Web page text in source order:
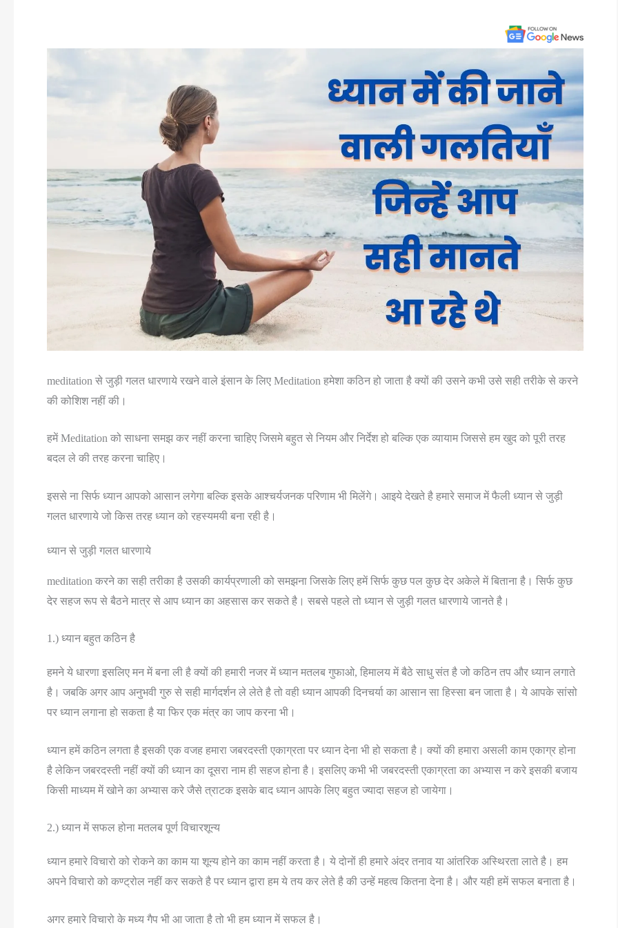
meditation से जुड़ी गलत धारणाये रखने वाले इंसान के लिए Meditation हमेशा कठिन हो जाता है क्यों की उसने कभी उसे सही तरीके से करने
की कोशिश नहीं की।
हमें Meditation को साधना समझ कर नहीं करना चाहिए जिसमे बहुत से नियम और निर्देश हो बल्कि एक व्यायाम जिससे हम खुद को पूरी तरह
बदल ले की तरह करना चाहिए।
इससे ना सिर्फ ध्यान आपको आसान लगेगा बल्कि इसके आश्चर्यजनक परिणाम भी मिलेंगे। आइये देखते है हमारे समाज में फैली ध्यान से जुड़ी
गलत धारणाये जो किस तरह ध्यान को रहस्यमयी बना रही है।
ध्यान से जुड़ी गलत धारणाये
meditation करने का सही तरीका है उसकी कार्यप्रणाली को समझना जिसके लिए हमें सिर्फ कुछ पल कुछ देर अकेले में बिताना है। सिर्फ कुछ
देर सहज रूप से बैठने मात्र से आप ध्यान का अहसास कर सकते है। सबसे पहले तो ध्यान से जुड़ी गलत धारणाये जानते है।
1.) ध्यान बहुत कठिन है
हमने ये धारणा इसलिए मन में बना ली है क्यों की हमारी नजर में ध्यान मतलब गुफाओ, हिमालय में बैठे साधु संत है जो कठिन तप और ध्यान लगाते
है। जबकि अगर आप अनुभवी गुरु से सही मार्गदर्शन ले लेते है तो वही ध्यान आपकी दिनचर्या का आसान सा हिस्सा बन जाता है। ये आपके सांसो
पर ध्यान लगाना हो सकता है या फिर एक मंत्र का जाप करना भी।
ध्यान हमें कठिन लगता है इसकी एक वजह हमारा जबरदस्ती एकाग्रता पर ध्यान देना भी हो सकता है। क्यों की हमारा असली काम एकाग्र होना
है लेकिन जबरदस्ती नहीं क्यों की ध्यान का दूसरा नाम ही सहज होना है। इसलिए कभी भी जबरदस्ती एकाग्रता का अभ्यास न करे इसकी बजाय
किसी माध्यम में खोने का अभ्यास करे जैसे त्राटक इसके बाद ध्यान आपके लिए बहुत ज्यादा सहज हो जायेगा।
2.) ध्यान में सफल होना मतलब पूर्ण विचारशून्य
ध्यान हमारे विचारो को रोकने का काम या शून्य होने का काम नहीं करता है। ये दोनों ही हमारे अंदर तनाव या आंतरिक अस्थिरता लाते है। हम
अपने विचारो को कण्ट्रोल नहीं कर सकते है पर ध्यान द्वारा हम ये तय कर लेते है की उन्हें महत्व कितना देना है। और यही हमें सफल बनाता है।
अगर हमारे विचारो के मध्य गैप भी आ जाता है तो भी हम ध्यान में सफल है।